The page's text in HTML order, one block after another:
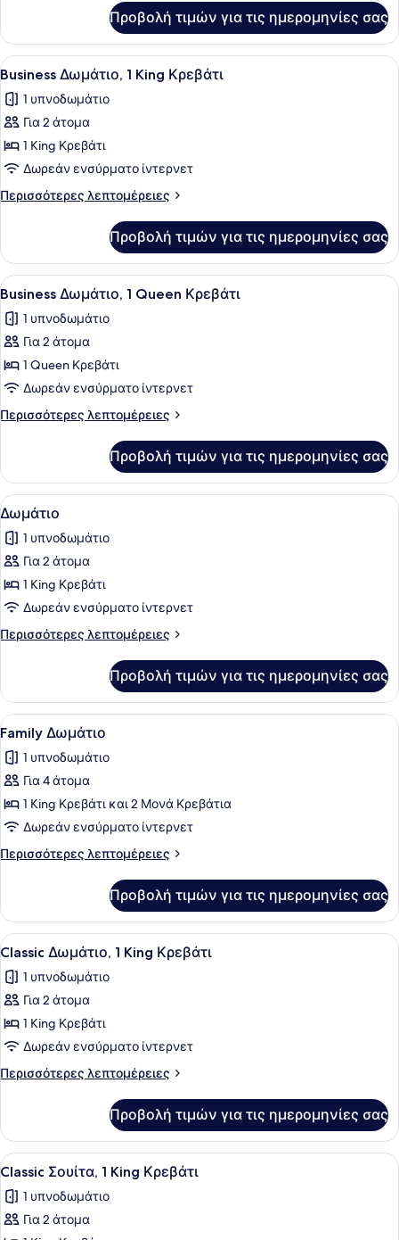
Κρεβάτι
Δωμάτιο,
King
Προβολή τιμών για τις ημερομηνίες σας
Προβολή
όλων
των
φωτογραφιών
για
Business
Δωμάτιο,
1
Κρεβάτι
Ένα δωμάτιο ξενοδοχείου με
3
Business Δωμάτιο, 1 King Κρεβάτι
1 υπνοδωμάτιο
Για 2 άτομα
1 King Κρεβάτι
Δωρεάν ενσύρματο ίντερνετ
Περισσότερες λεπτομέρειες
Περισσότερες
Δωμάτιο,
King
Προβολή τιμών για τις ημερομηνίες σας
Προβολή
όλων
των
φωτογραφιών
για
Business
Δωμάτιο,
1
Κρεβάτι
Ένα δωμάτιο ξενοδοχείου με ένα
3
Business Δωμάτιο, 1 Queen Κρεβάτι
1 υπνοδωμάτιο
Για 2 άτομα
1 Queen Κρεβάτι
Δωρεάν ενσύρματο ίντερνετ
Περισσότερες λεπτομέρειες
Περισσότερες
Δωμάτιο,
Queen
Κρεβάτι
Προβολή τιμών για τις ημερομηνίες σας
Προβολή
όλων
των
φωτογραφιών
για
Δωμάτιο
Ένα δωμάτιο ξενοδοχείου με ένα
2
Δωμάτιο
1 υπνοδωμάτιο
Για 2 άτομα
1 King Κρεβάτι
Δωρεάν ενσύρματο ίντερνετ
Περισσότερες λεπτομέρειες
Περισσότερες
Προβολή τιμών για τις ημερομηνίες σας
Προβολή
όλων
των
φωτογραφιών
για
Family
Δωμάτιο
Ένα υπνοδωμάτιο με ένα λευκό
4
Family Δωμάτιο
1 υπνοδωμάτιο
Για 4 άτομα
1 King Κρεβάτι και 2 Μονά Κρεβάτια
Δωρεάν ενσύρματο ίντερνετ
Περισσότερες λεπτομέρειες
Περισσότερες
Δωμάτιο
Προβολή τιμών για τις ημερομηνίες σας
Προβολή
όλων
των
φωτογραφιών
για
Classic
Δωμάτιο,
1
Κρεβάτι
Ένα δωμάτιο ξενοδοχείου με ένα
4
Classic Δωμάτιο, 1 King Κρεβάτι
1 υπνοδωμάτιο
Για 2 άτομα
1 King Κρεβάτι
Δωρεάν ενσύρματο ίντερνετ
Περισσότερες λεπτομέρειες
Περισσότερες
Δωμάτιο,
King
Προβολή τιμών για τις ημερομηνίες σας
Προβολή
όλων
των
φωτογραφιών
Ένα δωμάτιο ξενοδοχείου με ένα
5
Classic Σουίτα, 1 King Κρεβάτι
1 υπνοδωμάτιο
Για 2 άτομα